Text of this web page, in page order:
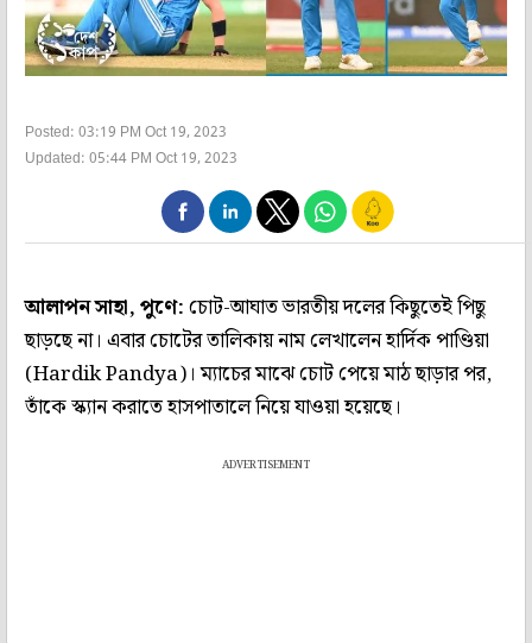
Posted: 03:19 PM Oct 19, 2023
Updated: 05:44 PM Oct 19, 2023
আলাপন সাহা, পুণে:চোট-আঘাত ভারতীয় দলের কিছুতেই পিছু
ছাড়ছে না। এবার চোটের তালিকায় নাম লেখালেন হার্দিক পাণ্ডিয়া
(Hardik Pandya)। ম্যাচের মাঝে চোট পেয়ে মাঠ ছাড়ার পর,
তাঁকে স্ক্যান করাতে হাসপাতালে নিয়ে যাওয়া হয়েছে।
ADVERTISEMENT